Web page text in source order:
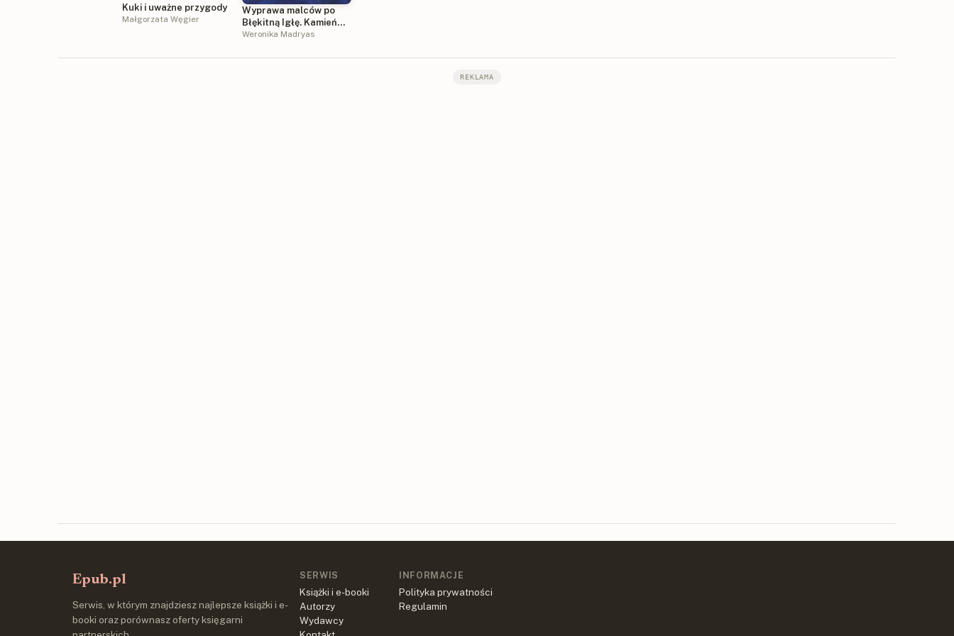
Kuki i uważne przygody
Małgorzata Węgier
Wyprawa malców po
Błękitną Igłę. Kamień
Władzy. Tom 1
Weronika Madryas
REKLAMA
Epub.pl
Serwis, w którym znajdziesz najlepsze książki i e-
booki oraz porównasz oferty księgarni
SERWIS
Książki i e-booki
Autorzy
Wydawcy
INFORMACJE
Polityka prywatności
Regulamin